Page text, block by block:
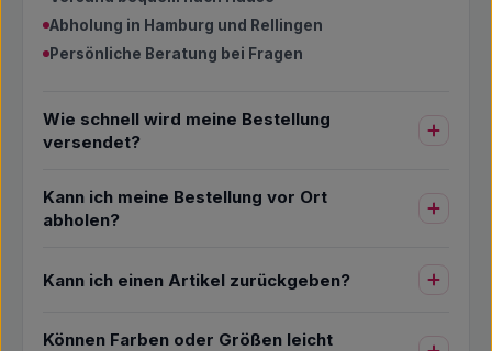
Abholung in Hamburg und Rellingen
Persönliche Beratung bei Fragen
Wie schnell wird meine Bestellung
versendet?
Kann ich meine Bestellung vor Ort
abholen?
Kann ich einen Artikel zurückgeben?
Können Farben oder Größen leicht